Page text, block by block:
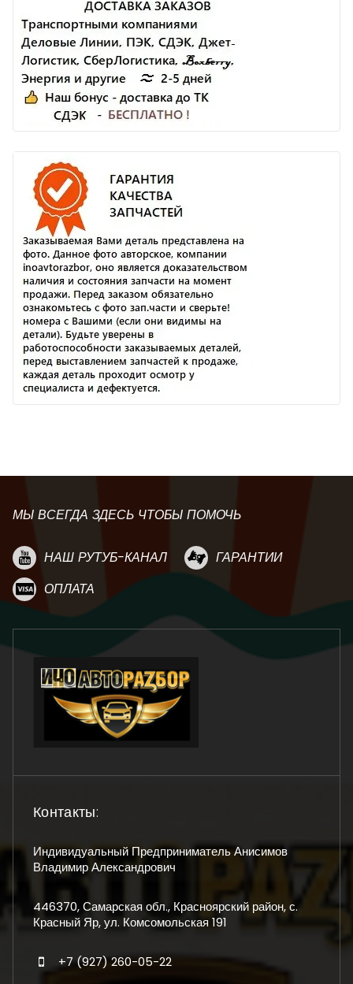
МЫ ВСЕГДА ЗДЕСЬ ЧТОБЫ ПОМОЧЬ
НАШ РУТУБ-КАНАЛ
ГАРАНТИИ
ОПЛАТА
Контакты:
Индивидуальный Предприниматель Анисимов
Владимир Александрович
446370, Самарская обл., Красноярский район, с.
Красный Яр, ул. Комсомольская 191
+7 (927) 260-05-22